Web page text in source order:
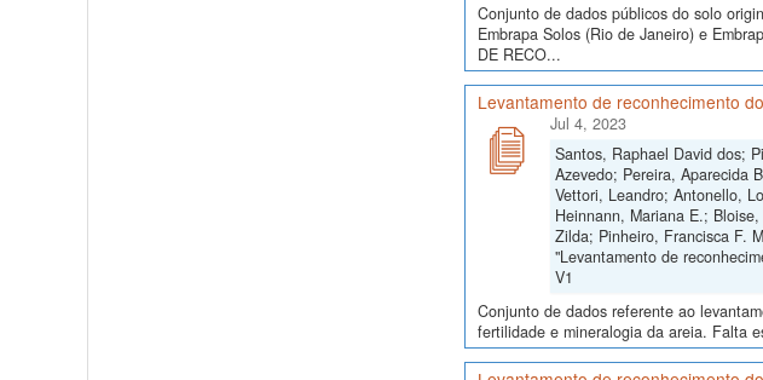
Conjunto de dados públicos do solo
Embrapa Solos (Rio de Janeiro) e
DE RECO...
Levantamento de reconhecimento
Jul 4, 2023
Santos, Raphael David dos;
Azevedo; Pereira, Aparecida
Vettori, Leandro; Antonello,
Heinnann, Mariana E.;
Zilda; Pinheiro, Francisca F.
"Levantamento de
V1
Conjunto de dados referente ao
fertilidade e mineralogia da areia. Falta